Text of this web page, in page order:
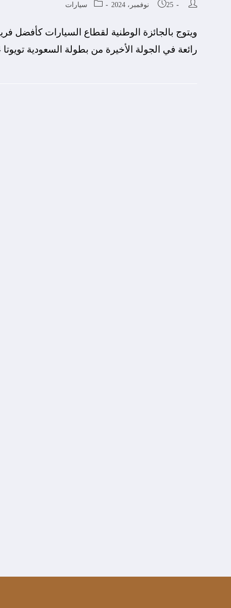
25 نوفمبر، 2024 سيارات
رائعة في الجولة الأخيرة من بطولة السعودية تويوتا 2024، حيث أظهر الفريق أداء استثنائيًا في…